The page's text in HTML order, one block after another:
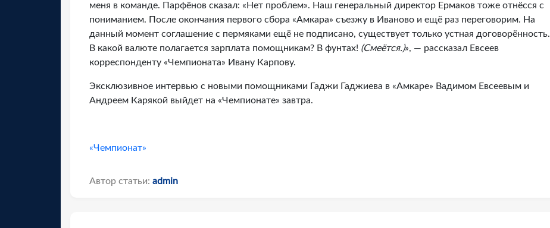
меня в команде. Парфёнов сказал: «Нет проблем». Наш генеральный директор Ермаков тоже отнёсся с
пониманием. После окончания первого сбора «Амкара» съезжу в Иваново и ещё раз переговорим. На
данный момент соглашение с пермяками ещё не подписано, существует только устная договорённость.
В какой валюте полагается зарплата помощникам? В фунтах! (Смеётся.)», — рассказал Евсеев
корреспонденту «Чемпионата» Ивану Карпову.
Эксклюзивное интервью с новыми помощниками Гаджи Гаджиева в «Амкаре» Вадимом Евсеевым и
Андреем Карякой выйдет на «Чемпионате» завтра.
«Чемпионат»
Автор статьи: admin